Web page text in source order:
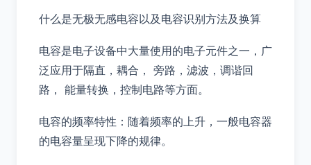
什么是无极无感电容以及电容识别方法及换算
电容是电子设备中大量使用的电子元件之一，广
泛应用于隔直，耦合， 旁路，滤波，调谐回
路， 能量转换，控制电路等方面。
电容的频率特性：随着频率的上升，一般电容器
的电容量呈现下降的规律。